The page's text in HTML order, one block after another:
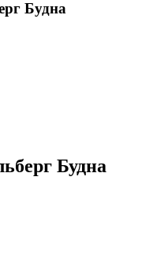
Будна
Будна